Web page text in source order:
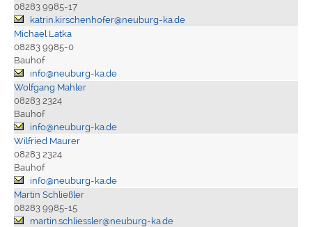
08283 9985-17
katrin.kirschenhofer@neuburg-ka.de
Michael Latka
08283 9985-0
Bauhof
info@neuburg-ka.de
Wolfgang Mahler
08283 2324
Bauhof
info@neuburg-ka.de
Wilfried Maurer
08283 2324
Bauhof
info@neuburg-ka.de
Martin Schließler
08283 9985-15
martin.schliessler@neuburg-ka.de